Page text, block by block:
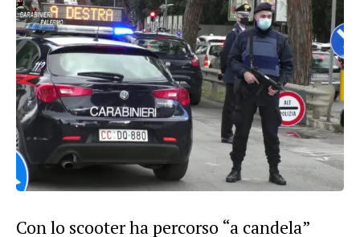
Con lo scooter ha percorso “a candela”